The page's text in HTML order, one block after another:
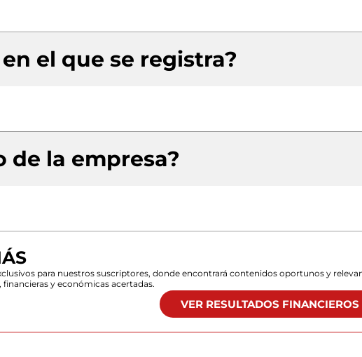
el que se registra?
de la empresa?
para nuestros suscriptores, donde encontrará contenidos oportunos y
y económicas acertadas.
VER RESULTADOS FINANCIEROS